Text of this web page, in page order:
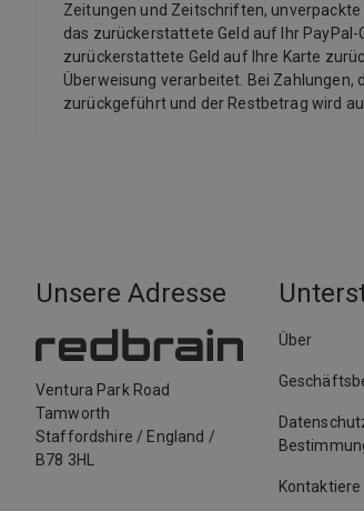
Zeitungen und Zeitschriften, unverpackte
das zurückerstattete Geld auf Ihr
zurückerstattete Geld auf Ihre Karte
Überweisung verarbeitet. Bei Zahlungen,
zurückgeführt und der Restbetrag wird
Unsere Adresse
Ventura Park Road
Tamworth
Staffordshire / England /
B78 3HL
Über
Kontaktiere